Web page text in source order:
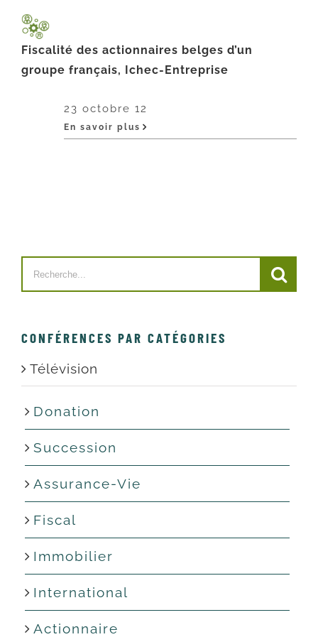
Fiscalité des actionnaires belges d’un
groupe français, Ichec-Entreprise
23 octobre 12
En savoir plus
for:
PAR CATÉGORIES
Télévision
Donation
Succession
Assurance-Vie
Fiscal
Immobilier
International
Actionnaire